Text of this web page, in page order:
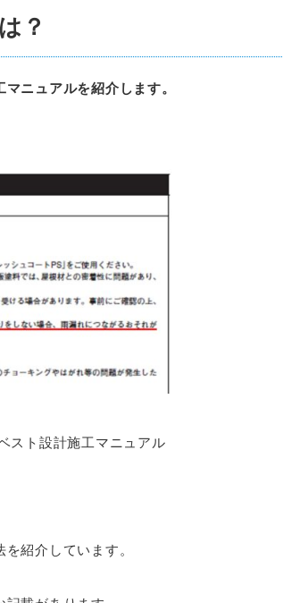
？
ニュアルを紹介します。
スト設計施工マニュアル
紹介しています。